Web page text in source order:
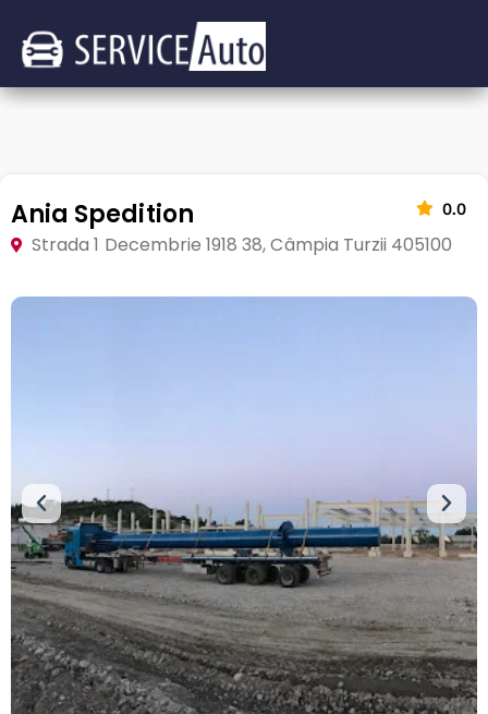
Ania Spedition 0.0
Strada 1 Decembrie 1918 38, Câmpia Turzii 405100